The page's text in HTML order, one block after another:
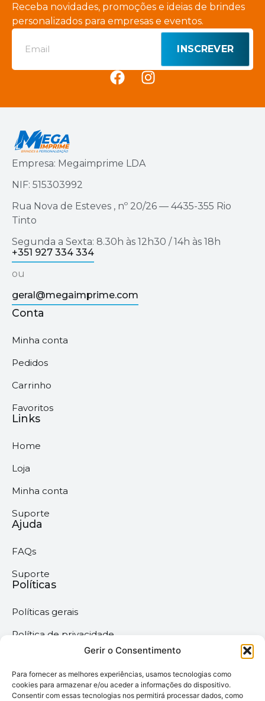
Gerir o Consentimento
Para fornecer as melhores experiências, usamos tecnologias como
cookies para armazenar e/ou aceder a informações do dispositivo.
Consentir com essas tecnologias nos permitirá processar dados, como
Receba novidades, promoções e ideias de brindes
personalizados para empresas e eventos.
INSCREVER
Empresa: Megaimprime LDA
NIF: 515303992
Rua Nova de Esteves , nº 20/26 — 4435-355 Rio
Tinto
Segunda a Sexta: 8.30h às 12h30 / 14h às 18h
+351 927 334 334
ou
geral@megaimprime.com
Conta
Minha conta
Pedidos
Carrinho
Favoritos
Links
Home
Loja
Minha conta
Suporte
Ajuda
FAQs
Suporte
Políticas
Políticas gerais
Política de privacidade
Termos & Condições
Política de cookies